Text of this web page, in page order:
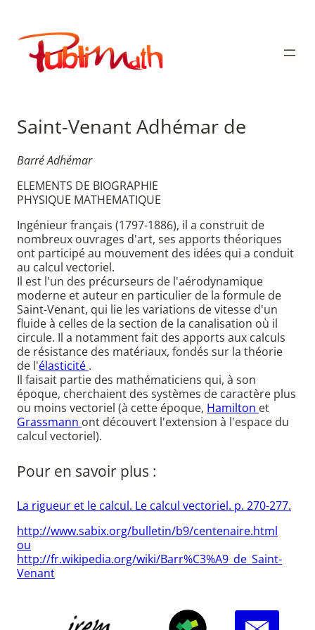
contenu
Publimath
Saint-Venant Adhémar de
Barré Adhémar
ELEMENTS DE BIOGRAPHIE
PHYSIQUE MATHEMATIQUE
Ingénieur français (1797-1886), il a construit de
nombreux ouvrages d'art, ses apports théoriques
ont participé au mouvement des idées qui a conduit
au calcul vectoriel.
Il est l'un des précurseurs de l'aérodynamique
moderne et auteur en particulier de la formule de
Saint-Venant, qui lie les variations de vitesse d'un
fluide à celles de la section de la canalisation où il
circule. Il a notamment fait des apports aux calculs
de résistance des matériaux, fondés sur la théorie
de l'élasticité .
Il faisait partie des mathématiciens qui, à son
époque, cherchaient des systèmes de caractère plus
ou moins vectoriel (à cette époque, Hamilton et
Grassmann ont découvert l'extension à l'espace du
calcul vectoriel).
Pour en savoir plus :
La rigueur et le calcul. Le calcul vectoriel. p. 270-277.
http://www.sabix.org/bulletin/b9/centenaire.html
ou
http://fr.wikipedia.org/wiki/Barr%C3%A9_de_Saint-
Venant